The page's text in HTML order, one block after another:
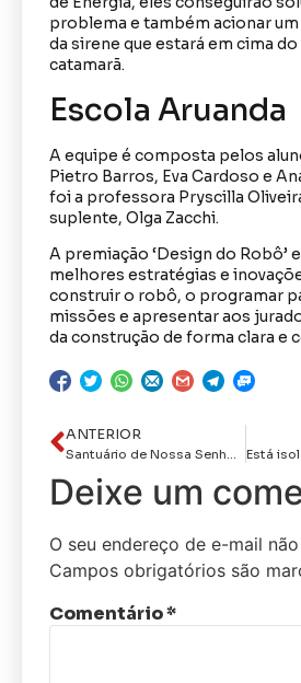
problema e também acionar
da sirene que estará em cima
catamarã.
Escola Aruanda
A equipe é composta pelos
Pietro Barros, Eva Cardoso e
foi a professora Pryscilla
suplente, Olga Zacchi.
A premiação ‘Design do Robô’
melhores estratégias e
construir o robô, o programar
missões e apresentar aos
da construção de forma clara e
ANTERIOR
Santuário de Nossa Senhora da Penha sedia observação de alinhamento de planetas; veja quando
Deixe um
O seu endereço de e-mail
Campos obrigatórios são
Comentário*